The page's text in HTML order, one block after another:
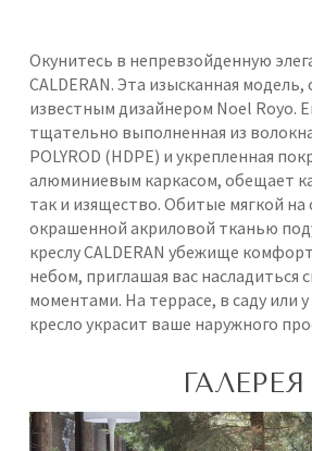
Окунитесь в непревзойденную
CALDERAN. Эта изысканная модель,
известным дизайнером Noel Royo.
тщательно выполненная из
POLYROD (HDPE) и укрепленная
алюминиевым каркасом, обещает
так и изящество. Обитые мягкой
окрашенной акриловой тканью
креслу CALDERAN убежище
небом, приглашая вас насладиться
моментами. На террасе, в саду или
кресло украсит ваше наружного
ГАЛЕРЕЯ